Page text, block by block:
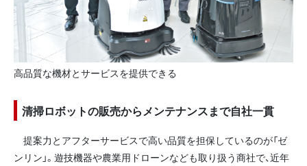
高品質な機材とサービスを提供できる
清掃ロボットの販売からメンテナンスまで自社一貫
提案力とアフターサービスで高い品質を担保しているのが「ゼ
ンリン」。遊技機器や農業用ドローンなども取り扱う商社で、近年